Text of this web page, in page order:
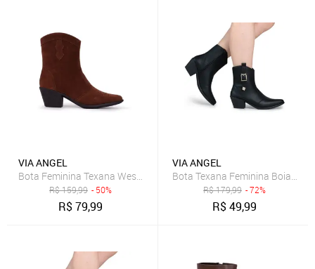
VIA ANGEL
Bota Feminina Texana Western Country Cano Curto Bico Fino
R$159,99 - 50%
R$79,99
VIA ANGEL
Bota Texana Feminina
R$179,99 - 72%
R$49,99